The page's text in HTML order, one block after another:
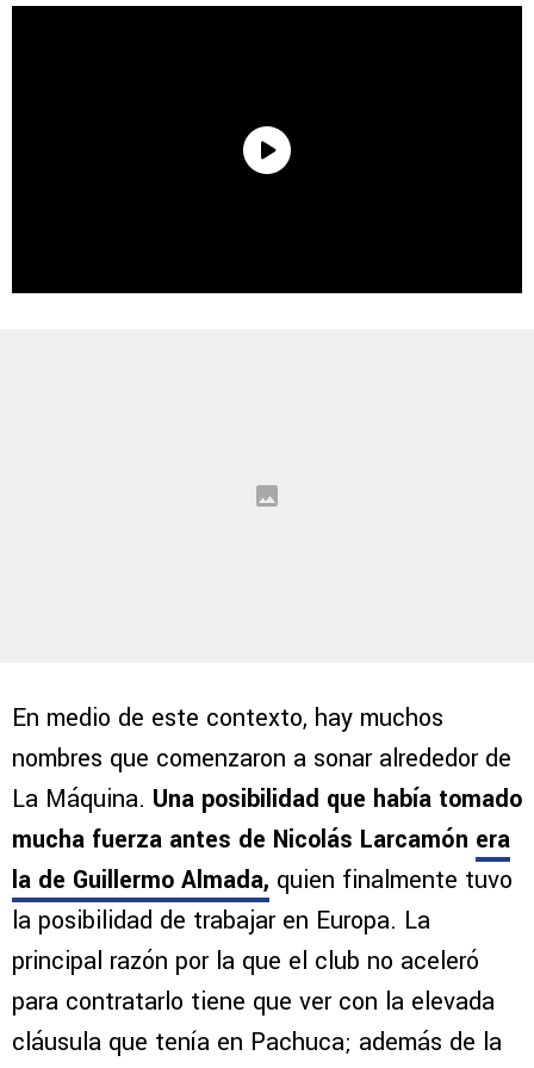
En medio de este contexto, hay muchos
nombres que comenzaron a sonar alrededor de
La Máquina. Una posibilidad que había tomado
mucha fuerza antes de Nicolás Larcamón era
la de Guillermo Almada, quien finalmente tuvo
la posibilidad de trabajar en Europa. La
principal razón por la que el club no aceleró
para contratarlo tiene que ver con la elevada
cláusula que tenía en Pachuca; además de la